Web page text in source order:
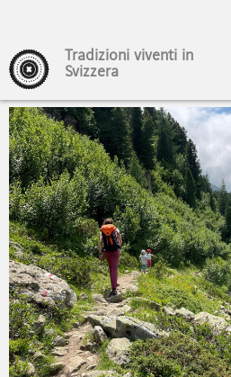
Tradizioni viventi in
Svizzera
Navigation